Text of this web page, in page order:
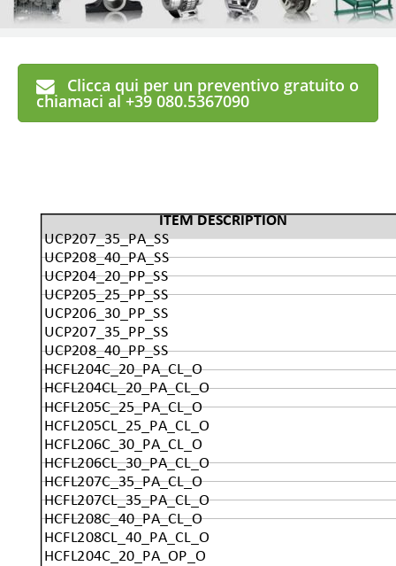
Clicca qui per un preventivo gratuito o
chiamaci al +39 080.5367090
ITEM DESCRIPTION
UCP207_35_PA_SS
UCP208_40_PA_SS
UCP204_20_PP_SS
UCP205_25_PP_SS
UCP206_30_PP_SS
UCP207_35_PP_SS
UCP208_40_PP_SS
HCFL204C_20_PA_CL_O
HCFL204CL_20_PA_CL_O
HCFL205C_25_PA_CL_O
HCFL205CL_25_PA_CL_O
HCFL206C_30_PA_CL_O
HCFL206CL_30_PA_CL_O
HCFL207C_35_PA_CL_O
HCFL207CL_35_PA_CL_O
HCFL208C_40_PA_CL_O
HCFL208CL_40_PA_CL_O
HCFL204C_20_PA_OP_O